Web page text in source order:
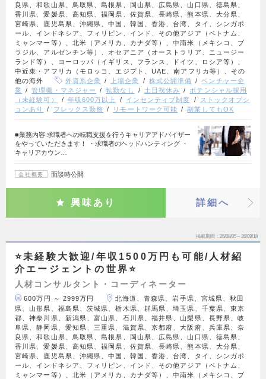
良県、和歌山県、鳥取県、島根県、岡山県、広島県、山口県、徳島県、
香川県、愛媛県、高知県、福岡県、佐賀県、長崎県、熊本県、大分県、
宮崎県、鹿児島県、沖縄県、中国、韓国、香港、台湾、タイ、シンガポ
ール、インドネシア、フィリピン、インド、その他アジア（ベトナム、
ミャンマー等）、北米（アメリカ、カナダ等）、中南米（メキシコ、ブ
ラジル、アルゼンチン等）、オセアニア（オーストラリア、ニュージー
ランド等）、ヨーロッパ（イギリス、フランス、ドイツ、ロシア等）、
中近東・アフリカ（モロッコ、エジプト、UAE、南アフリカ等）、その
他の海外
外資系企業 上場企業 株式公開準備
ベンチャー企
業
管理職・マネジャー 転勤なし 土日祝休み
ポテンシャル採用
（未経験可）
年収600万以上 インセンティブ制度
ストックオプシ
ョンあり
フレックス勤務 リモートワーク可能 副業してもOK
■業務内容 求職者への転職支援を行うキャリアアドバイザー
をやっていただきます！ ・求職者のヘッドハンティング ・
キャリアカウン…
会社概要 面談時公開
興味あり 詳細へ
掲載期間 26/08/05～26/08/18
⭐未経験大歓迎/年収1500万円も可能/人材紹
介エージェントの世界⭐
人材コンサルタント・コーディネーター
600万円 ～ 2999万円
北海道、青森県、岩手県、宮城県、秋田
県、山形県、福島県、茨城県、栃木県、群馬県、埼玉県、千葉県、東京
都、神奈川県、新潟県、富山県、石川県、福井県、山梨県、長野県、岐
阜県、静岡県、愛知県、三重県、滋賀県、京都府、大阪府、兵庫県、奈
良県、和歌山県、鳥取県、島根県、岡山県、広島県、山口県、徳島県、
香川県、愛媛県、高知県、福岡県、佐賀県、長崎県、熊本県、大分県、
宮崎県、鹿児島県、沖縄県、中国、韓国、香港、台湾、タイ、シンガポ
ール、インドネシア、フィリピン、インド、その他アジア（ベトナム、
ミャンマー等）、北米（アメリカ、カナダ等）、中南米（メキシコ、ブ